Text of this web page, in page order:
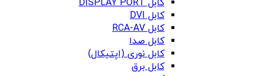
کابل DISPLAY PORT
کابل DVI
کابل RCA-AV
کابل صدا
کابل نوری (اپتیکال)
کابل برق